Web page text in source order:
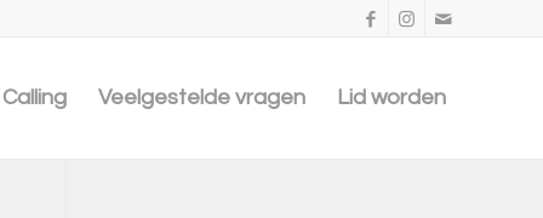
Veelgestelde vragen Lid worden